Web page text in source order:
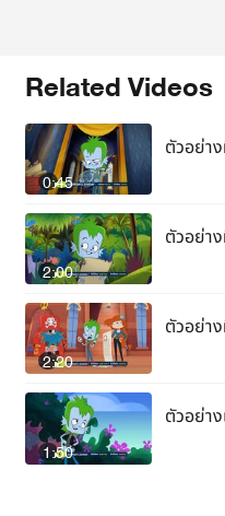
Related Videos
0:45
ตัวอย่า
2:00
ตัวอย่า
2:20
ตัวอย่า
1:50
ตัวอย่า